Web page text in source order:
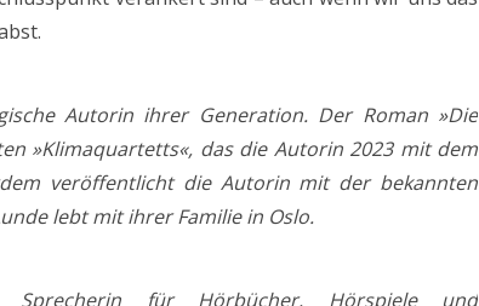
Autorin ihrer Generation. Der Roman »Die
»Klimaquartetts«, das die Autorin 2023 mit dem
veröffentlicht die Autorin mit der bekannten
lebt mit ihrer Familie in Oslo.
für Hörbücher, Hörspiele und